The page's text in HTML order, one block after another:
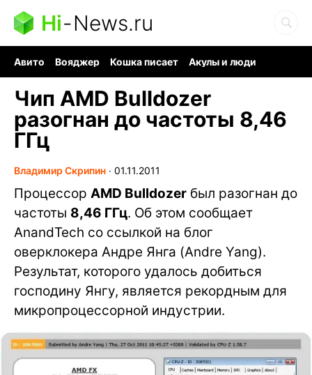
Hi-News.ru
Авито Вояджер Кошка писает
Акулы и люди
Чип AMD Bulldozer
разогнан до частоты 8,46
ГГц
Владимир Скрипин ∙ 01.11.2011
Процессор AMD Bulldozer был разогнан до
частоты 8,46 ГГц. Об этом сообщает
AnandTech со ссылкой на блог
оверклокера Андре Янга (Andre Yang).
Результат, которого удалось добиться
господину Янгу, является рекордным для
микропроцессорной индустрии.